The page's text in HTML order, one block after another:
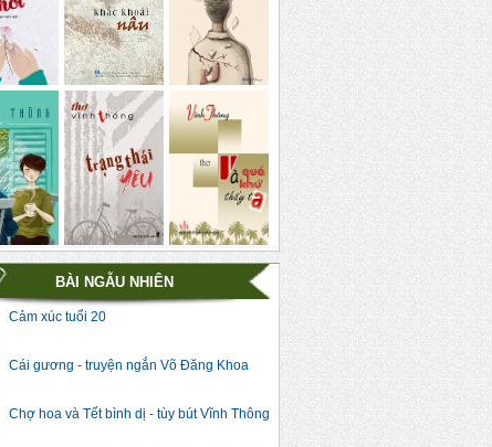
BÀI NGẪU NHIÊN
Cảm xúc tuổi 20
Cái gương - truyện ngắn Võ Đăng Khoa
Chợ hoa và Tết bình dị - tùy bút Vĩnh Thông